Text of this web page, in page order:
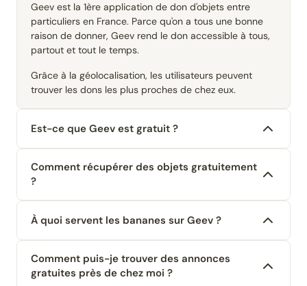
Geev est la 1ère application de don d'objets entre
particuliers en France. Parce qu'on a tous une bonne
raison de donner, Geev rend le don accessible à tous,
partout et tout le temps.
Grâce à la géolocalisation, les utilisateurs peuvent
trouver les dons les plus proches de chez eux.
Est-ce que Geev est gratuit ?
Comment récupérer des objets gratuitement
?
À quoi servent les bananes sur Geev ?
Comment puis-je trouver des annonces
gratuites près de chez moi ?